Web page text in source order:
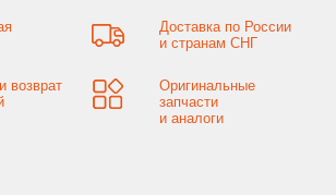
Доставка по России
и странам СНГ
возврат
Оригинальные
запчасти
и аналоги